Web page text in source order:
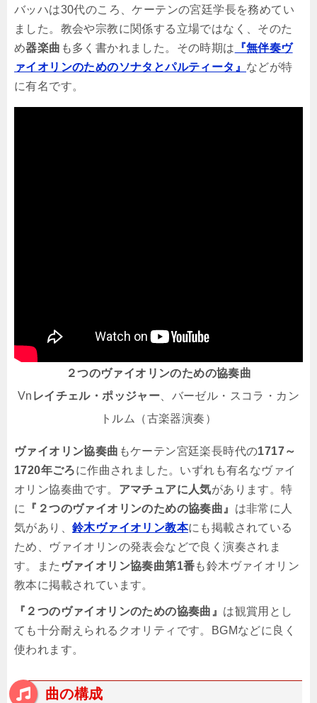
バッハは30代のころ、ケーテンの宮廷学長を務めてい
ました。教会や宗教に関係する立場ではなく、そのた
め器楽曲 も多く書かれました。その時期は 『無伴奏ヴ
ァイオリンのためのソナタとパルティータ』 などが特
に有名です。
２つのヴァイオリンのための協奏曲
Vn レイチェル・ポッジャー 、バーゼル・スコラ・カン
トルム（古楽器演奏）
ヴァイオリン協奏曲 もケーテン宮廷楽長時代の1717～
1720年ごろに作曲されました。いずれも有名なヴァイ
オリン協奏曲です。 アマチュアに人気があります。特
に
『２つのヴァイオリンのための協奏曲』 は非常に人
気があり、 鈴木ヴァイオリン教本にも掲載されている
ため、ヴァイオリンの発表会などで良く演奏されま
す。また ヴァイオリン協奏曲第1番も鈴木ヴァイオリン
教本に掲載されています。
『２つのヴァイオリンのための協奏曲』 は観賞用とし
ても十分耐えられるクオリティです。BGMなどに良く
使われます。
曲の構成